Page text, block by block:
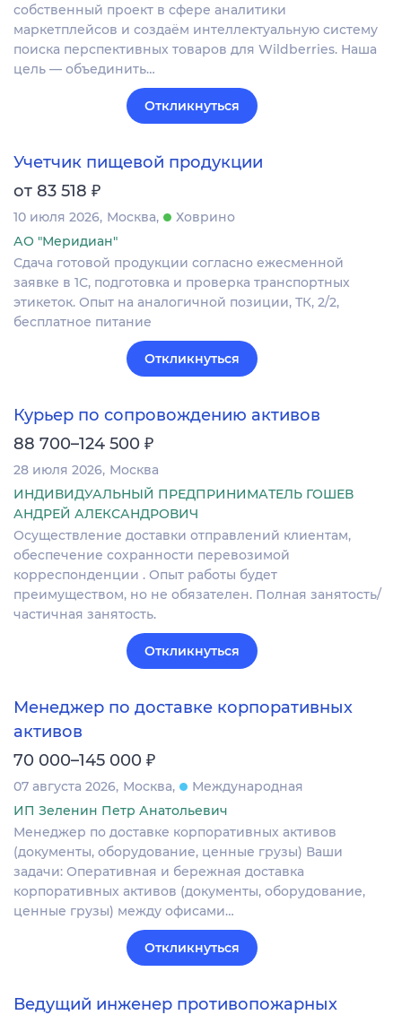
собственный проект в сфере аналитики
маркетплейсов и создаём интеллектуальную систему
поиска перспективных товаров для Wildberries. Наша
цель — объединить…
Откликнуться
Учетчик пищевой продукции
от 83 518 ₽
10 июля 2026 Москва
Ховрино
АО "Меридиан"
Сдача готовой продукции согласно ежесменной
заявке в 1С, подготовка и проверка транспортных
этикеток. Опыт на аналогичной позиции, ТК, 2/2,
бесплатное питание
Откликнуться
Курьер по сопровождению активов
88 700–124 500 ₽
28 июля 2026 Москва
ИНДИВИДУАЛЬНЫЙ ПРЕДПРИНИМАТЕЛЬ ГОШЕВ
АНДРЕЙ АЛЕКСАНДРОВИЧ
Осуществление доставки отправлений клиентам,
обеспечение сохранности перевозимой
корреспонденции . Опыт работы будет
преимуществом, но не обязателен. Полная занятость/
частичная занятость.
Откликнуться
Менеджер по доставке корпоративных
активов
70 000–145 000 ₽
07 августа 2026 Москва
Международная
ИП Зеленин Петр Анатольевич
Менеджер по доставке корпоративных активов
(документы, оборудование, ценные грузы) Ваши
задачи: Оперативная и бережная доставка
корпоративных активов (документы, оборудование,
ценные грузы) между офисами…
Откликнуться
Ведущий инженер противопожарных